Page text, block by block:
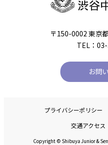
〒150-0002 東京
TEL：
お問
プライバシーポリシー
交通アクセス
Copyright © Shibuya Junior &